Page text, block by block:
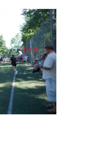
Next→